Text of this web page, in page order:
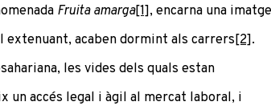
Fruita amarga[1], encarna una imatge
extenuant, acaben dormint als carrers[2].
les vides dels quals estan
un accés legal i àgil al mercat laboral, i